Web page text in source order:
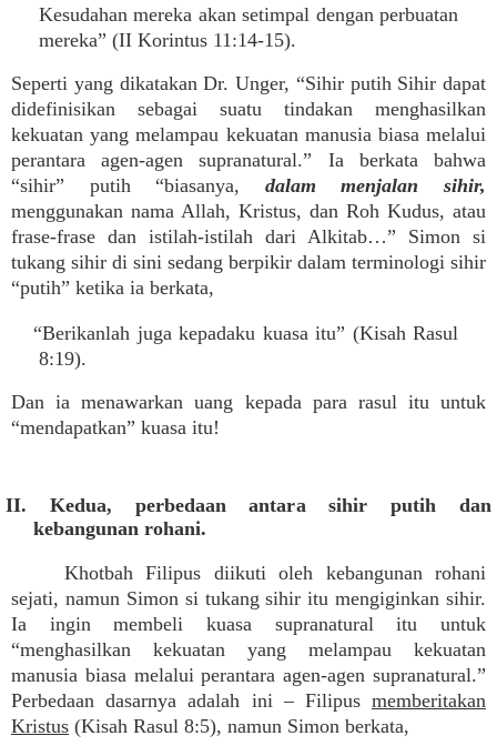
Kesudahan mereka akan setimpal dengan perbuatan
mereka” (II Korintus 11:14-15).
Seperti yang dikatakan Dr. Unger, “Sihir putih Sihir dapat
didefinisikan sebagai suatu tindakan menghasilkan
kekuatan yang melampau kekuatan manusia biasa melalui
perantara agen-agen supranatural.” Ia berkata bahwa
“sihir” putih “biasanya, dalam menjalan sihir,
menggunakan nama Allah, Kristus, dan Roh Kudus, atau
frase-frase dan istilah-istilah dari Alkitab…” Simon si
tukang sihir di sini sedang berpikir dalam terminologi sihir
“putih” ketika ia berkata,
“Berikanlah juga kepadaku kuasa itu” (Kisah Rasul
8:19).
Dan ia menawarkan uang kepada para rasul itu untuk
“mendapatkan” kuasa itu!
II. Kedua, perbedaan antara sihir putih dan
kebangunan rohani.
Khotbah Filipus diikuti oleh kebangunan rohani
sejati, namun Simon si tukang sihir itu mengiginkan sihir.
Ia ingin membeli kuasa supranatural itu untuk
“menghasilkan kekuatan yang melampau kekuatan
manusia biasa melalui perantara agen-agen supranatural.”
Perbedaan dasarnya adalah ini – Filipus memberitakan
Kristus (Kisah Rasul 8:5), namun Simon berkata,